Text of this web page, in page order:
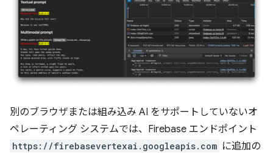
別のブラウザまたは組み込み AI をサポートしていないオ
ペレーティング システムでは、Firebase エンドポイント
https://firebasevertexai.googleapis.com に追加の